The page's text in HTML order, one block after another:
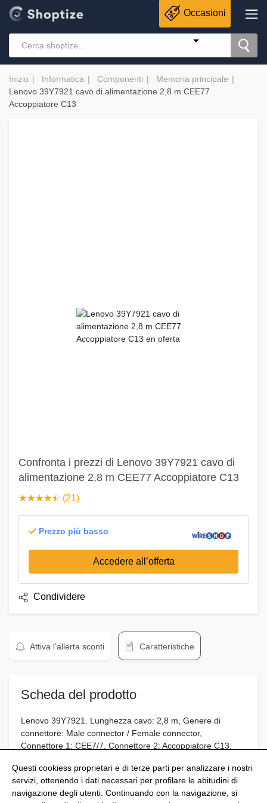
Occasioni
Inizio Informatica Componenti
Memoria principale
Lenovo 39Y7921 cavo di alimentazione 2,8 m CEE77
Accoppiatore C13
Confronta i prezzi di Lenovo 39Y7921 cavo di
alimentazione 2,8 m CEE77 Accoppiatore C13
☆☆☆☆☆
★★★★★ (21)
Prezzo più basso
Accedere all’offerta
Condividere
Attiva l’allerta sconti Caratteristiche
Scheda del prodotto
Lenovo 39Y7921. Lunghezza cavo: 2,8 m, Genere di
connettore: Male connector / Female connector,
Connettore 1: CEE7/7, Connettore 2: Accoppiatore C13.
Questi cookiess proprietari e di terze parti per analizzare i nostri
servizi, ottenendo i dati necessari per profilare le abitudini di
navigazione degli utenti. Continuando con la navigazione, si